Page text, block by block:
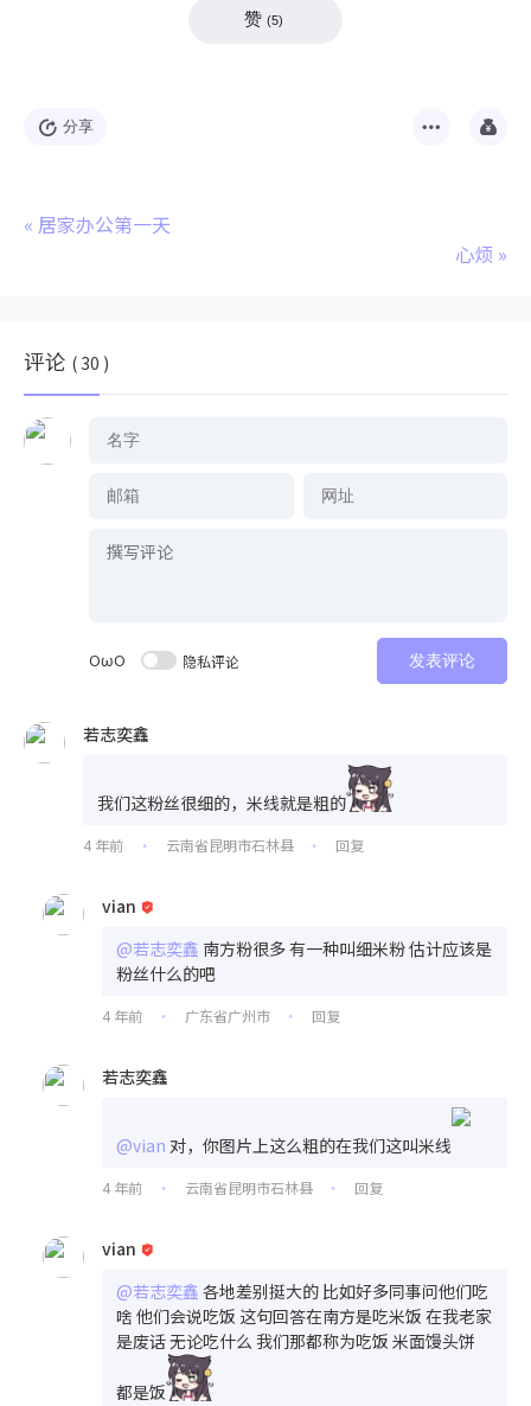
赞 (5)
分享
« 居家办公第一天
心烦 »
评论 ( 30 )
OωO 隐私评论 发表评论
若志奕鑫
我们这粉丝很细的，米线就是粗的
4 年前 • 云南省昆明市石林县 • 回复
vian
@若志奕鑫 南方粉很多 有一种叫细米粉 估计应该是
粉丝什么的吧
4 年前 • 广东省广州市 • 回复
若志奕鑫
@vian 对，你图片上这么粗的在我们这叫米线
4 年前 • 云南省昆明市石林县 • 回复
vian
@若志奕鑫 各地差别挺大的 比如好多同事问他们吃
啥 他们会说吃饭 这句回答在南方是吃米饭 在我老家
是废话 无论吃什么 我们那都称为吃饭 米面馒头饼
都是饭